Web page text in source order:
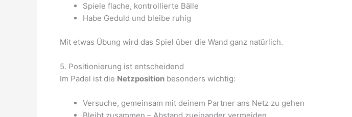
Spiele flache, kontrollierte Bälle
Habe Geduld und bleibe ruhig
Mit etwas Übung wird das Spiel über die Wand ganz natürlich.
5. Positionierung ist entscheidend
Im Padel ist die Netzposition besonders wichtig:
Versuche, gemeinsam mit deinem Partner ans Netz zu gehen